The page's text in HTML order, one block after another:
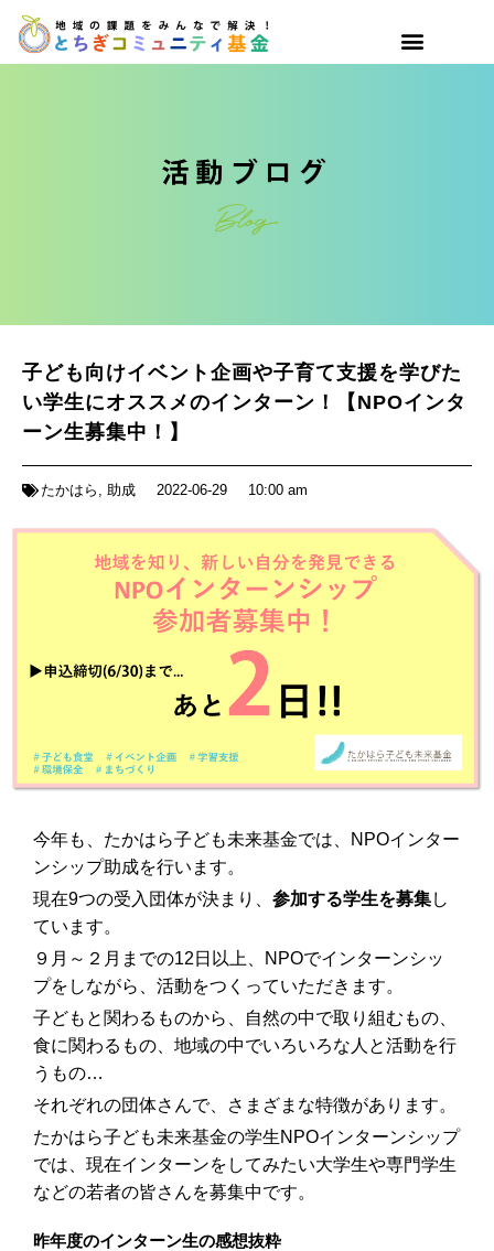
子ども向けイベント企画や子育て支援を学びた
い学生にオススメのインターン！【NPOインタ
ーン生募集中！】
たかはら , 助成 2022-06-29 10:00 am
今年も、たかはら子ども未来基金では、NPOインター
ンシップ助成を行います。
現在9つの受入団体が決まり、 参加する学生を募集し
ています。
９月～２月までの12日以上、NPOでインターンシッ
プをしながら、活動をつくっていただきます。
子どもと関わるものから、自然の中で取り組むもの、
食に関わるもの、地域の中でいろいろな人と活動を行
うもの…
それぞれの団体さんで、さまざまな特徴があります。
たかはら子ども未来基金の学生NPOインターンシップ
では、現在インターンをしてみたい大学生や専門学生
などの若者の皆さんを募集中です。
昨年度のインターン生の感想抜粋